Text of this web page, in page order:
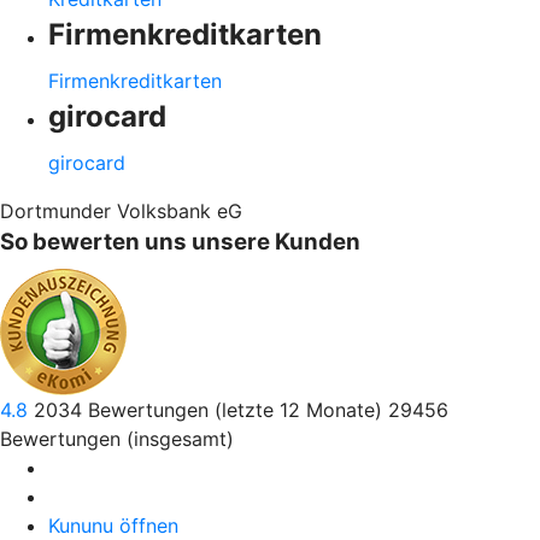
Firmenkreditkarten
Firmenkreditkarten
girocard
girocard
Dortmunder Volksbank eG
So bewerten uns unsere Kunden
4.8 2034 Bewertungen (letzte 12 Monate) 29456
Bewertungen (insgesamt)
Kununu öffnen